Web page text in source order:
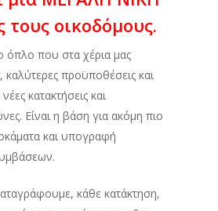
τους οικοδόμους.
όπλο που στα χέρια μας
καλύτερες προϋποθέσεις και
κατακτήσεις και
Είναι η βάση για ακόμη πιο
και υπογραφή
κάθε κατάκτηση,